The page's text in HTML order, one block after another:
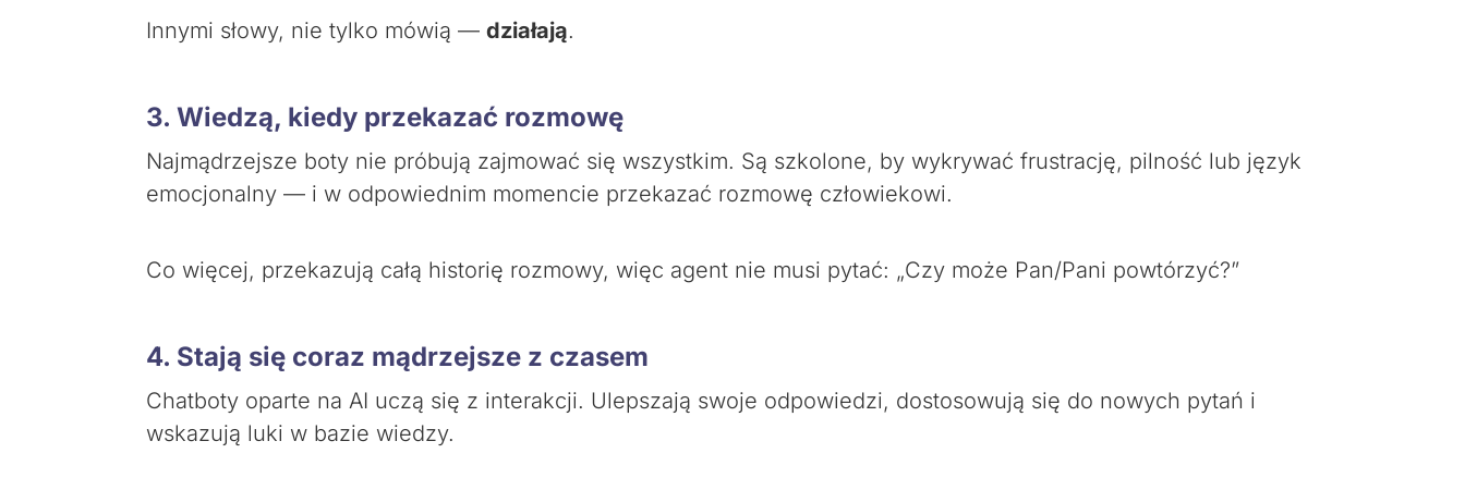
Innymi słowy, nie tylko mówią —działają.
3. Wiedzą, kiedy przekazać rozmowę
Najmądrzejsze boty nie próbują zajmować się wszystkim. Są szkolone, by wykrywać frustrację, pilność lub język
emocjonalny — i w odpowiednim momencie przekazać rozmowę człowiekowi.
Co więcej, przekazują całą historię rozmowy, więc agent nie musi pytać: „Czy może Pan/Pani powtórzyć?”
4. Stają się coraz mądrzejsze z czasem
Chatboty oparte na AI uczą się z interakcji. Ulepszają swoje odpowiedzi, dostosowują się do nowych pytań i
wskazują luki w bazie wiedzy.